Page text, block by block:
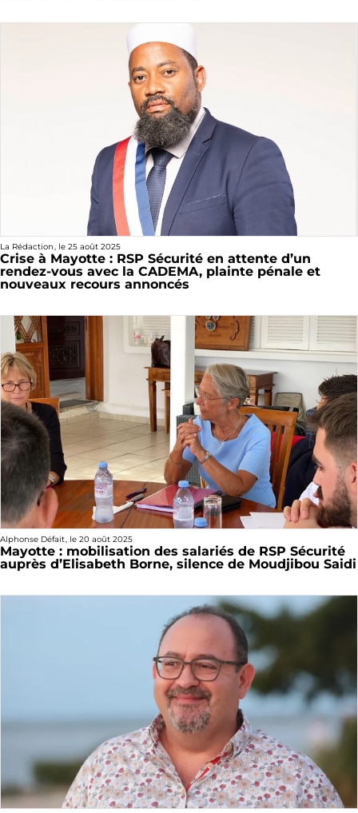
La Rédaction, le 25 août 2025
Crise à Mayotte : RSP Sécurité en attente d’un
rendez-vous avec la CADEMA, plainte pénale et
nouveaux recours annoncés
Alphonse Défait, le 20 août 2025
Mayotte : mobilisation des salariés de RSP Sécurité
auprès d’Elisabeth Borne, silence de Moudjibou Saidi